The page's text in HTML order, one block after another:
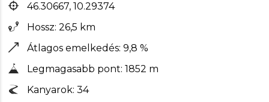
46.30667, 10.29374
Hossz: 26,5 km
Átlagos emelkedés: 9,8 %
Legmagasabb pont: 1852 m
Kanyarok: 34